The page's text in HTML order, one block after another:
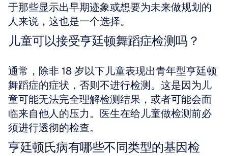
于那些显示出早期迹象或想要为未来做规划的
人来说，这也是一个选择。
儿童可以接受亨廷顿舞蹈症检测吗？
通常，除非 18 岁以下儿童表现出青年型亨廷顿
舞蹈症的症状，否则不进行检测。这是因为儿
童可能无法完全理解检测结果，或者可能会面
临来自他人的压力。医生在给儿童做检测前必
须进行透彻的检查。
亨廷顿氏病有哪些不同类型的基因检